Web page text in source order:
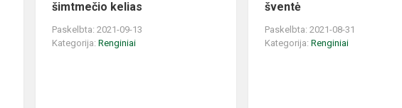
šimtmečio kelias
Paskelbta: 2021-09-13
Kategorija:Renginiai
šventė
Paskelbta: 2021-08-31
Kategorija:Renginiai